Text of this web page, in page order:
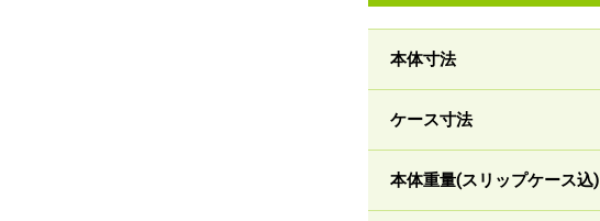
本体寸法
ケース寸法
本体重量(スリップケース込)